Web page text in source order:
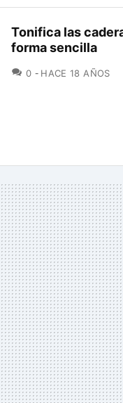
Tonifica las
forma sencilla
0 COMENTARIOS
HACE 18 AÑOS